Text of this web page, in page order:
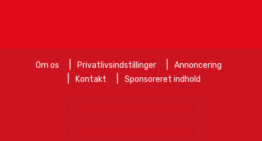
Om os Privatlivsindstillinger
Annoncering
Kontakt
Sponsoreret indhold